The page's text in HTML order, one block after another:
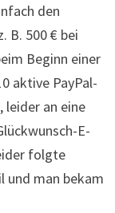
den
B. 500 € bei
Beginn einer
aktive PayPal-
leider an eine
E-
folgte
und man bekam